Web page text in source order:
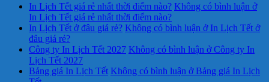
In Lịch Tết giá rẻ nhất thời điểm nào? Không có bình luận ở
In Lịch Tết giá rẻ nhất thời điểm nào?
In Lịch Tết ở đâu giá rẻ? Không có bình luận ở In Lịch Tết ở
đâu giá rẻ?
Công ty In Lịch Tết 2027 Không có bình luận ở Công ty In
Lịch Tết 2027
Bảng giá In Lịch Tết Không có bình luận ở Bảng giá In Lịch